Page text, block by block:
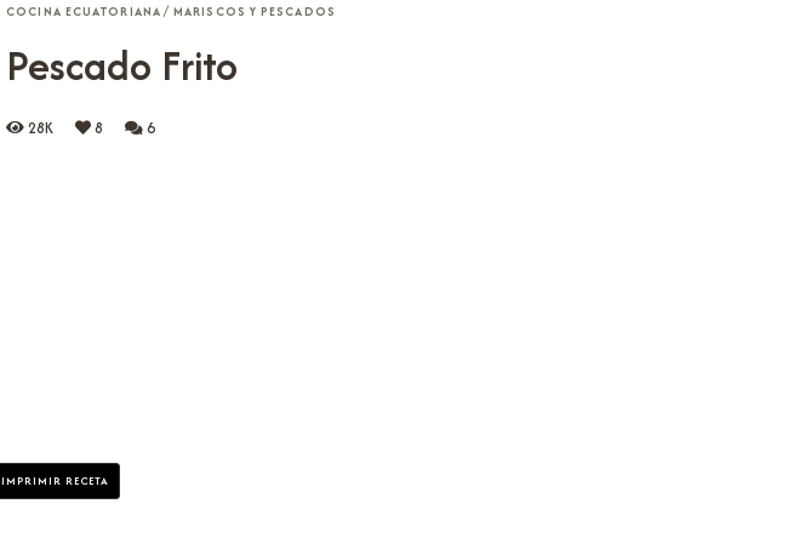
COCINA ECUATORIANA/ MARISCOS Y PESCADOS
Pescado Frito
28K 8 6
IMPRIMIR RECETA